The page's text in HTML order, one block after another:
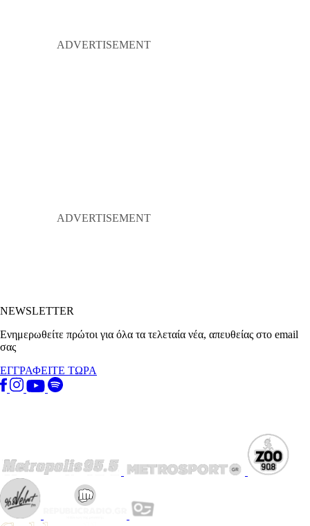
NEWSLETTER
Ενημερωθείτε πρώτοι για όλα τα τελεταία νέα, απευθείας στο email
σας
ΕΓΓΡΑΦΕΙΤΕ ΤΩΡΑ